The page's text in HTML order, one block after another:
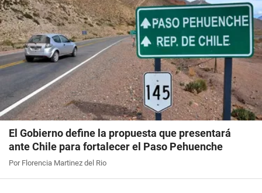
El Gobierno define la propuesta que presentará
ante Chile para fortalecer el Paso Pehuenche
Por Florencia Martinez del Rio